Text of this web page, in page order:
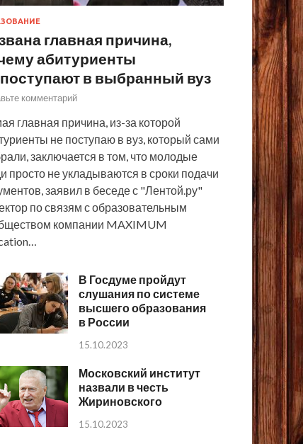
главная причина,
абитуриенты
в выбранный вуз
комментарий
главная причина, из-за которой
не поступаю в вуз, который сами
заключается в том, что молодые
просто не укладываются в сроки подачи
заявил в беседе с "Лентой.ру"
по связям с образовательным
компании MAXIMUM
В Госдуме пройдут
слушания по системе
высшего образования
в России
15.10.2023
Московский институт
назвали в честь
Жириновского
15.10.2023